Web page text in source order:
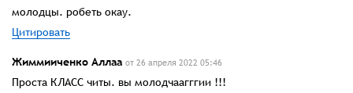
молодцы. робеть окау.
Цитировать
Жиммииченко Аллаа от 26 апреля 2022 05:46
Проста КЛАСС читы. вы молодчаагггии !!!